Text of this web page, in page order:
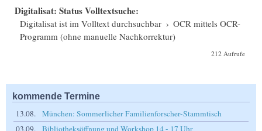
Digitalisat: Status Volltextsuche:
Digitalisat ist im Volltext durchsuchbar › OCR mittels OCR-
Programm (ohne manuelle Nachkorrektur)
212 Aufrufe
kommende Termine
13.08.
München: Sommerlicher Familienforscher-Stammtisch
03.09.
Bibliotheksöffnung und Workshop 14 - 17 Uhr